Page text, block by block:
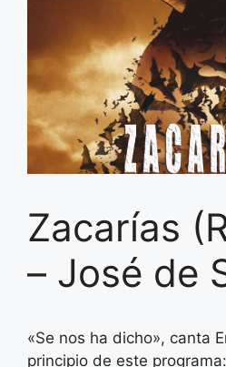
Zacarías
– José de
«Se nos ha dicho», canta
principio de este